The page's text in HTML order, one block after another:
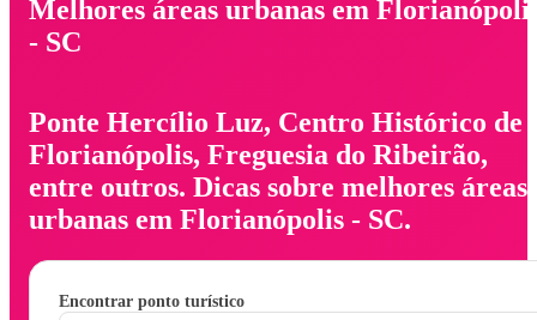
Melhores áreas urbanas em
- SC
Ponte Hercílio Luz, Centro Histórico de
Florianópolis, Freguesia do Ribeirão,
entre outros. Dicas sobre melhores áreas
urbanas em Florianópolis - SC.
Encontrar ponto turístico